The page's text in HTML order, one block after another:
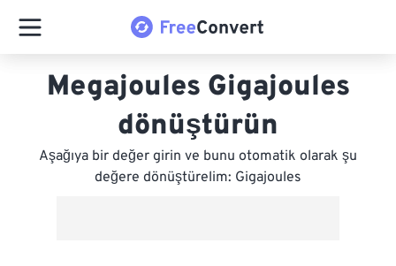
Megajoules Gigajoules
dönüştürün
Aşağıya bir değer girin ve bunu otomatik olarak şu
değere dönüştürelim: Gigajoules